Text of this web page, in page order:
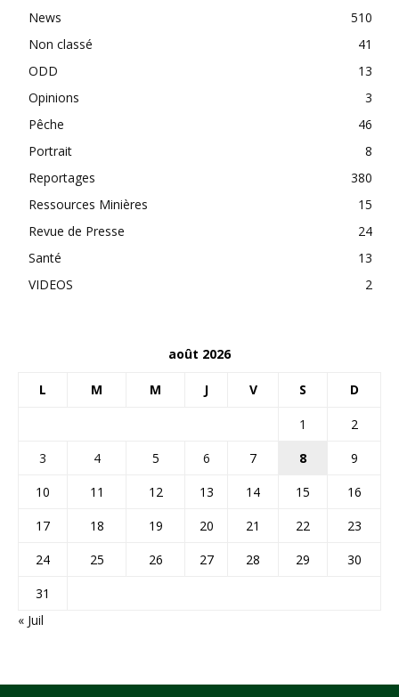
News
510
Non classé
41
ODD
13
Opinions
3
Pêche
46
Portrait
8
Reportages
380
Ressources Minières
15
Revue de Presse
24
Santé
13
VIDEOS
2
août 2026
L M M J V S D
1
2
3
4 5 6 7 8
9
10
11 12 13 14 15
16
17
18 19 20 21 22
23
24
25 26 27 28 29
30
31
« Juil